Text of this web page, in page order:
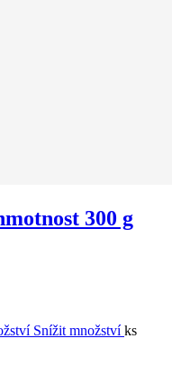
300 g
Snížit množstvíks